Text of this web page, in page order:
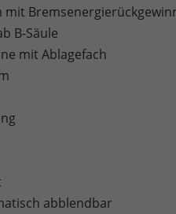
mit
B-Säule
mit Ablagefach
abblendbar